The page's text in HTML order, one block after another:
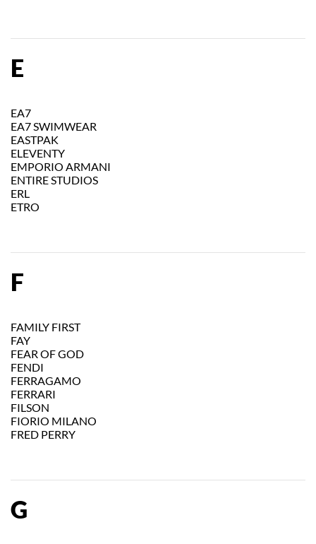
E
EA7
EA7 SWIMWEAR
EASTPAK
ELEVENTY
EMPORIO ARMANI
ENTIRE STUDIOS
ERL
ETRO
F
FAMILY FIRST
FAY
FEAR OF GOD
FENDI
FERRAGAMO
FERRARI
FILSON
FIORIO MILANO
FRED PERRY
G